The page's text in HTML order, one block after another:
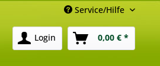
Service/Hilfe
Login 0,00 € *